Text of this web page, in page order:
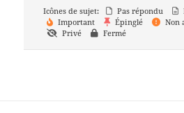
Icônes de sujet:
Pas répondu
Important
Épinglé Non
Privé
Fermé